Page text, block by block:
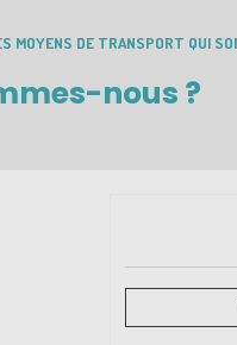
MOYENS DE TRANSPORT QUI
nous ?